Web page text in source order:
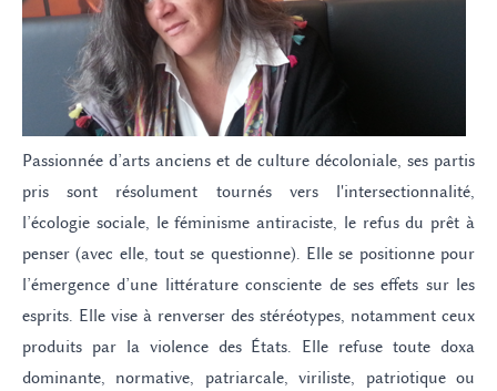
Passionnée d’arts anciens et de culture décoloniale, ses partis
pris sont résolument tournés vers l'intersectionnalité,
l’écologie sociale, le féminisme antiraciste, le refus du prêt à
penser (avec elle, tout se questionne). Elle se positionne pour
l’émergence d’une littérature consciente de ses effets sur les
esprits. Elle vise à renverser des stéréotypes, notamment ceux
produits par la violence des États. Elle refuse toute doxa
dominante, normative, patriarcale, viriliste, patriotique ou